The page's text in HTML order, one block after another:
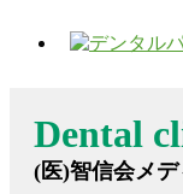
Dental
(医)智信会メ